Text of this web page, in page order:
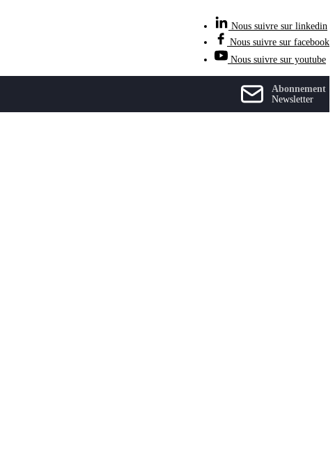
Nous suivre sur linkedin
Nous suivre sur facebook
Nous suivre sur youtube
Abonnement
Newsletter